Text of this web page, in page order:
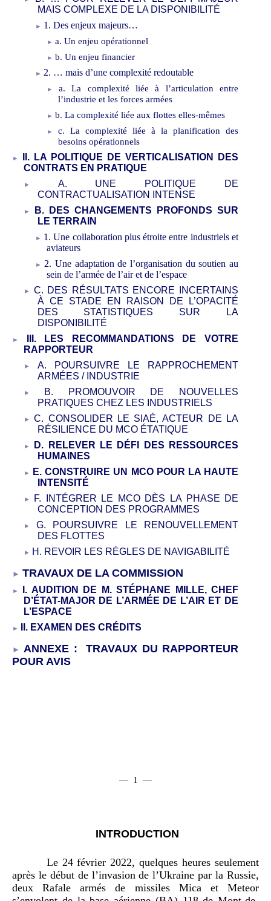
MAIS COMPLEXE DE LA DISPONIBILITÉ
1. Des enjeux majeurs…
a. Un enjeu opérationnel
b. Un enjeu financier
2. … mais d’une complexité redoutable
a. La complexité liée à l’articulation entre
l’industrie et les forces armées
b. La complexité liée aux flottes elles-mêmes
c. La complexité liée à la planification des
besoins opérationnels
II. LA POLITIQUE DE VERTICALISATION DES
CONTRATS EN PRATIQUE
A. UNE POLITIQUE DE
CONTRACTUALISATION INTENSE
B. DES CHANGEMENTS PROFONDS SUR
LE TERRAIN
1. Une collaboration plus étroite entre industriels et
aviateurs
2. Une adaptation de l’organisation du soutien au
sein de l’armée de l’air et de l’espace
C. DES RÉSULTATS ENCORE INCERTAINS
ÀCE STADE EN RAISON DE L’OPACITÉ
DES STATISTIQUES SUR LA
DISPONIBILITÉ
III. LES RECOMMANDATIONS DE VOTRE
RAPPORTEUR
A. POURSUIVRE LE RAPPROCHEMENT
ARMÉES / INDUSTRIE
B. PROMOUVOIR DE NOUVELLES
PRATIQUES CHEZ LES INDUSTRIELS
C. CONSOLIDER LE SIAÉ, ACTEUR DE LA
RÉSILIENCE DU MCO ÉTATIQUE
D. RELEVER LE DÉFI DES RESSOURCES
HUMAINES
E. CONSTRUIRE UN MCO POUR LA HAUTE
INTENSITÉ
F. INTÉGRER LE MCO DÈS LA PHASE DE
CONCEPTION DES PROGRAMMES
G. POURSUIVRE LE RENOUVELLEMENT
DES FLOTTES
H. REVOIR LES RÈGLES DE NAVIGABILITÉ
TRAVAUX DE LA COMMISSION
I. AUDITION DE M. STÉPHANE MILLE, CHEF
D’ÉTAT-MAJOR DE L’ARMÉE DE L’AIR ET DE
L’ESPACE
II. EXAMEN DES CRÉDITS
ANNEXE :
TRAVAUX DU RAPPORTEUR
POUR AVIS
— 1 —
INTRODUCTION
Le 24 février 2022, quelques heures seulement
après le début de l’invasion de l’Ukraine par la Russie,
deux Rafale armés de missiles Mica et Meteor